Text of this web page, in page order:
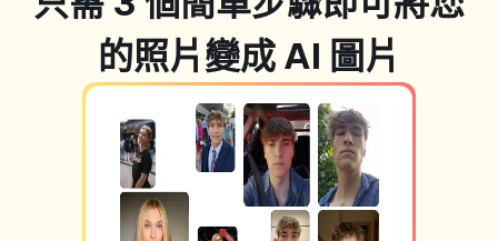
的照片變成 AI 圖片